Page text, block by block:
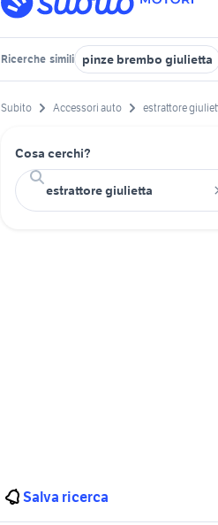
Ricerche simili pinze brembo giulietta
Subito Accessori auto estrattore
Cosa cerchi?
Salva ricerca